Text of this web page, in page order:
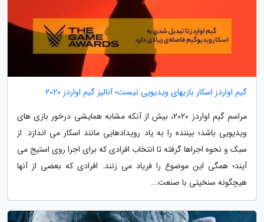
گیم اواردز اسکار بازیهای ویدیویی نیست؛ آنالیز گیم اواردز 2020
مراسم گیم اواردز 2020، بیش از آنکه مشابه همایشی درخور بازی های
ویدیویی باشد؛ بیننده را به یاد رویدادهایی مانند اسکار می اندازد. از
سبک و نحوه اجراها گرفته تا انتخاب افرادی که برای اجرا روی استیج می
آیند؛ همگی این موضوع را فریاد می زنند. افرادی که بعضی از آنها
هیچگونه سنخیتی با صنعت...